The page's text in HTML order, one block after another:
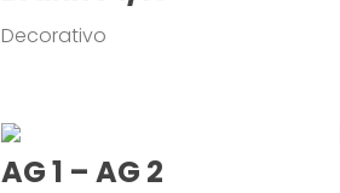
Decorativo
AG 1 – AG 2